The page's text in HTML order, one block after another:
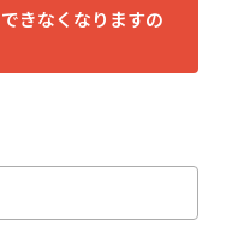
きなくなりますの